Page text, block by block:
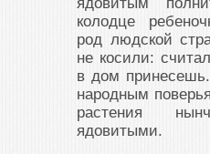
колодце
род людской
не косили:
в дом
народным
растения
ядовитыми.